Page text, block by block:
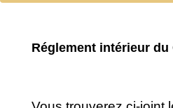
Réglement intérieur